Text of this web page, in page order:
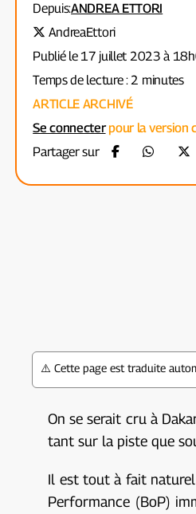
Depuis:ANDREA ETTORI
AndreaEttori
Publié le 17 juillet 2023 à
Temps de lecture : 2 minutes
ARTICLE ARCHIVÉ
Se connecterpour la version
Partager sur
⚠️ Cette page est traduite
On se serait cru à
tant sur la piste que
Il est tout à fait naturel
Performance (BoP)